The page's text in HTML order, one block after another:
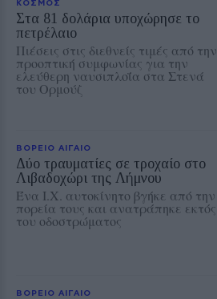
ΚΟΣΜΟΣ
Στα 81 δολάρια υποχώρησε το
πετρέλαιο
Πιέσεις στις διεθνείς τιμές από την
προοπτική συμφωνίας για την
ελεύθερη ναυσιπλοΐα στα Στενά
του Ορμούζ
ΒΟΡΕΙΟ ΑΙΓΑΙΟ
Δύο τραυματίες σε τροχαίο στο
Λιβαδοχώρι της Λήμνου
Ένα Ι.Χ. αυτοκίνητο βγήκε από την
πορεία τους και ανατράπηκε εκτός
του οδοστρώματος
ΒΟΡΕΙΟ ΑΙΓΑΙΟ